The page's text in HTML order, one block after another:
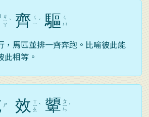
ㄐ
ㄧ
ㄚ
ˋ 齊 ㄑ
ㄧ ˊ 驅 ㄑ
ㄩ
，馬匹並排一齊奔跑。比喻彼此能
此相等。
ㄕ 效 ㄒ
ㄧ
ㄠ
ˋ 顰 ㄆ
ㄧ
ㄣ
ˊ